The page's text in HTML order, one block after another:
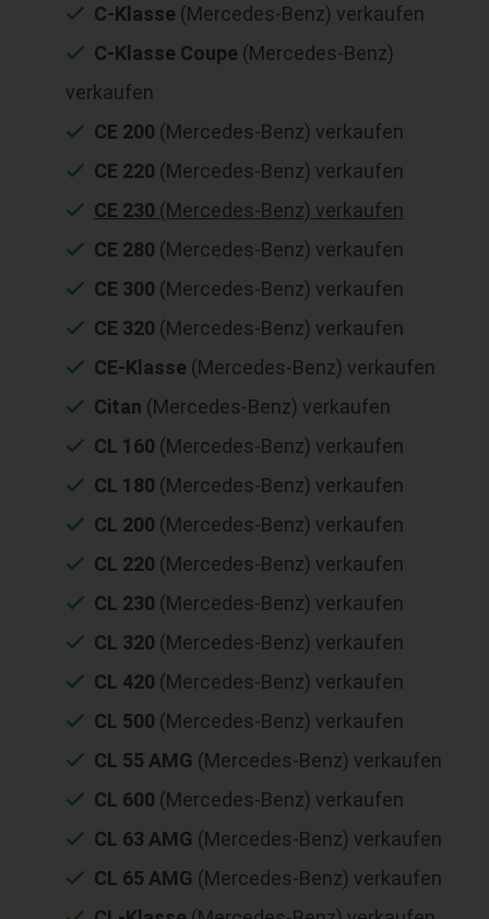
C-Klasse (Mercedes-Benz) verkaufen
C-Klasse Coupe (Mercedes-Benz)
verkaufen
CE 200 (Mercedes-Benz) verkaufen
CE 220 (Mercedes-Benz) verkaufen
CE 230 (Mercedes-Benz) verkaufen
CE 280 (Mercedes-Benz) verkaufen
CE 300 (Mercedes-Benz) verkaufen
CE 320 (Mercedes-Benz) verkaufen
CE-Klasse (Mercedes-Benz) verkaufen
Citan (Mercedes-Benz) verkaufen
CL 160 (Mercedes-Benz) verkaufen
CL 180 (Mercedes-Benz) verkaufen
CL 200 (Mercedes-Benz) verkaufen
CL 220 (Mercedes-Benz) verkaufen
CL 230 (Mercedes-Benz) verkaufen
CL 320 (Mercedes-Benz) verkaufen
CL 420 (Mercedes-Benz) verkaufen
CL 500 (Mercedes-Benz) verkaufen
CL 55 AMG (Mercedes-Benz) verkaufen
CL 600 (Mercedes-Benz) verkaufen
CL 63 AMG (Mercedes-Benz) verkaufen
CL 65 AMG (Mercedes-Benz) verkaufen